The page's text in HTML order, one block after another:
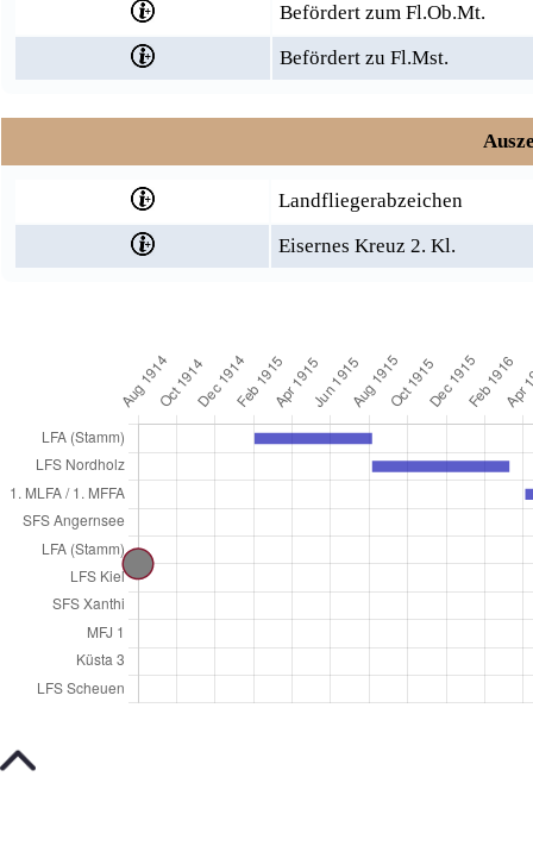
Befördert zum Fl.Ob.Mt.
Befördert zu Fl.Mst.
Landfliegerabzeichen
Eisernes Kreuz 2. Kl.